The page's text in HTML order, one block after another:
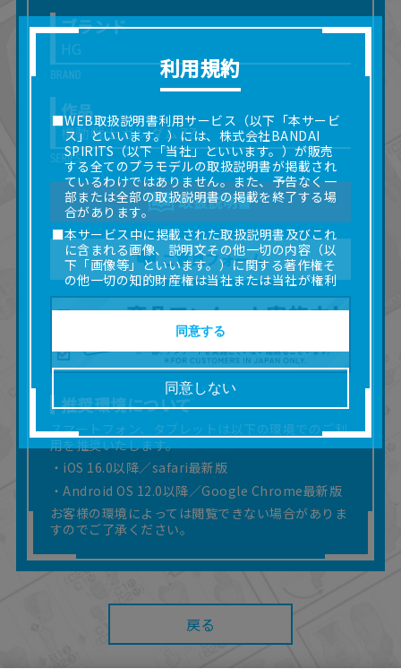
ブランド
HG
作品
機動戦士ガンダムZZ
取扱説明書
ご意見フォーム
推奨環境について
スマートフォン、タブレットは以下の環境でのご利
用を推奨いたします。
・iOS 16.0以降／safari最新版
・Android OS 12.0以降／Google Chrome最新版
お客様の環境によっては閲覧できない場合がありま
すのでご了承ください。
戻る
利用規約
■WEB取扱説明書利用サービス（以下「本サービ
ス」といいます。）には、株式会社BANDAI
SPIRITS（以下「当社」といいます。）が販売
する全てのプラモデルの取扱説明書が掲載され
ているわけではありません。また、予告なく一
部または全部の取扱説明書の掲載を終了する場
合があります。
■本サービス中に掲載された取扱説明書及びこれ
に含まれる画像、説明文その他一切の内容（以
下「画像等」といいます。）に関する著作権そ
の他一切の知的財産権は当社または当社が権利
の許諾を受ける第三者に帰属します。
使用（本サービス内の意見投稿の目的での画像
等の利用を含みます。）を超えて使用（複製、
複写、改変、掲示、頒布、配信、販売、出版等
を含むがこれに限りません。）することは禁止
いたします。
■掲載している取扱説明書は、お客様が購入され
た商品に同梱されたものと異なる場合がありま
す。
■対象商品仕様の変更などにより、取扱説明書の
内容は予告なく変更される場合があります。
■当社は、取扱説明書の正確性確保に努めており
ますが、取扱説明書の完全性を保証するもので
はありません。
■お客様のご利用環境によっては、本サービスを
ご利用いただけない場合があります。
かったことにより利用者に何らかの損害が生じ
たとしても、当社は何らの責任を負いません。
また、本サイトを利用したことによって、利用
同意しない
同意する